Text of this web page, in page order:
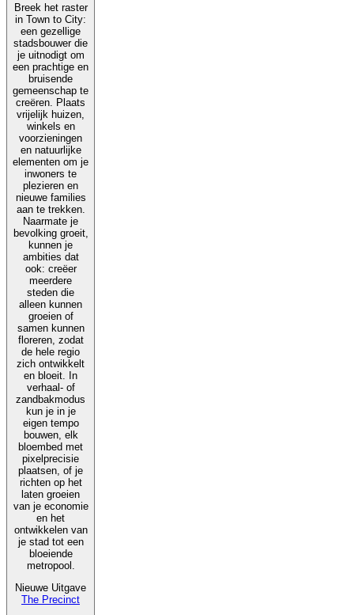
Breek het raster
in Town to City:
een gezellige
stadsbouwer die
je uitnodigt om
een prachtige en
bruisende
gemeenschap te
creëren. Plaats
vrijelijk huizen,
winkels en
voorzieningen
en natuurlijke
elementen om je
inwoners te
plezieren en
nieuwe families
aan te trekken.
Naarmate je
bevolking groeit,
kunnen je
ambities dat
ook: creëer
meerdere
steden die
alleen kunnen
groeien of
samen kunnen
floreren, zodat
de hele regio
zich ontwikkelt
en bloeit. In
verhaal- of
zandbakmodus
kun je in je
eigen tempo
bouwen, elk
bloembed met
pixelprecisie
plaatsen, of je
richten op het
laten groeien
van je economie
en het
ontwikkelen van
je stad tot een
bloeiende
metropool.
Nieuwe Uitgave
The Precinct